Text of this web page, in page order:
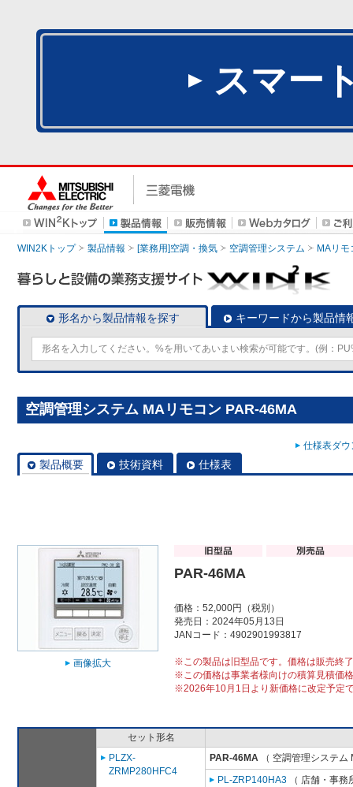
スマー
WIN2Kトップ 製品情報 [業務用]空調・換気 空調管理システム MAリモ
形名から製品情報を探す キーワードから製品情
空調管理システム MAリモコン PAR-46MA
仕様表ダ
製品概要 技術資料 仕様表
画像拡大
PAR-46MA
価格：52,000円（税別）
発売日：2024年05月13日
JANコード：4902901993817
※この製品は旧型品です。価格は販売終
※この価格は事業者様向けの積算見積価
※2026年10月1日より新価格に改定予定
セット形名
PLZX-
ZRMP280HFC4
PAR-46MA （ 空調管理システム
PL-ZRP140HA3 （ 店舗・事